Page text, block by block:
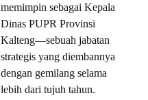
memimpin sebagai Kepala
Dinas PUPR Provinsi
Kalteng—sebuah jabatan
strategis yang diembannya
dengan gemilang selama
lebih dari tujuh tahun.